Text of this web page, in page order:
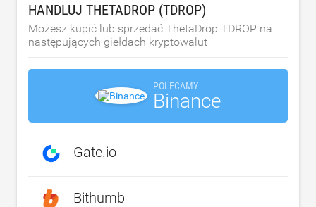
HANDLUJ THETADROP (TDROP)
Możesz kupić lub sprzedać ThetaDrop TDROP na
następujących giełdach kryptowalut
POLECAMY
Binance
Gate.io
Bithumb